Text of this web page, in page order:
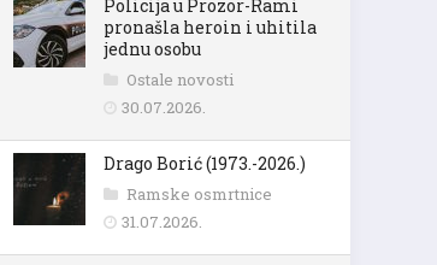
Policija u Prozor-Rami
pronašla heroin i uhitila
jednu osobu
Ostale novosti
30.07.2026.
Drago Borić (1973.-2026.)
Ramske osmrtnice
31.07.2026.